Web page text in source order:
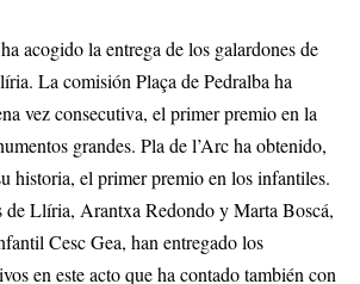
acogido la entrega de los galardones de
La comisión Plaça de Pedralba ha
vez consecutiva, el primer premio en la
grandes. Pla de l’Arc ha obtenido,
historia, el primer premio en los infantiles.
de Llíria, Arantxa Redondo y Marta Boscá,
Cesc Gea, han entregado los
en este acto que ha contado también con